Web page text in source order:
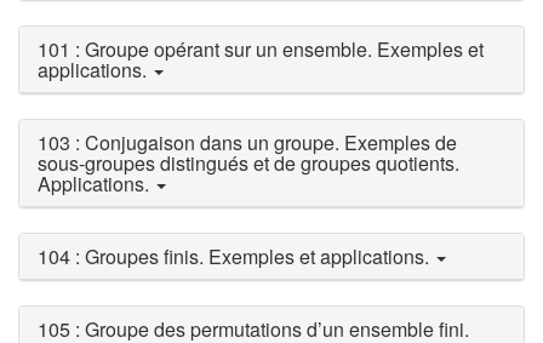
101 : Groupe opérant sur un ensemble. Exemples et
applications.
103 : Conjugaison dans un groupe. Exemples de
sous-groupes distingués et de groupes quotients.
Applications.
104 : Groupes finis. Exemples et applications.
105 : Groupe des permutations d’un ensemble fini.